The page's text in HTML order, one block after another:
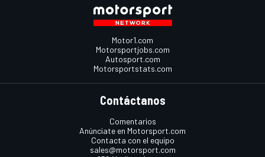
Motor1.com
Motorsportjobs.com
Autosport.com
Motorsportstats.com
Contáctanos
Comentarios
Anúnciate en Motorsport.com
Contacta con el equipo
sales@motorsport.com